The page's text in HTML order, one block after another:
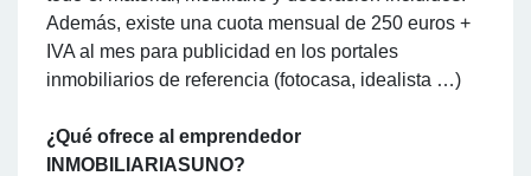
Además, existe una cuota mensual de 250 euros +
IVA al mes para publicidad en los portales
inmobiliarios de referencia (fotocasa, idealista …)
¿Qué ofrece al emprendedor
INMOBILIARIASUNO?